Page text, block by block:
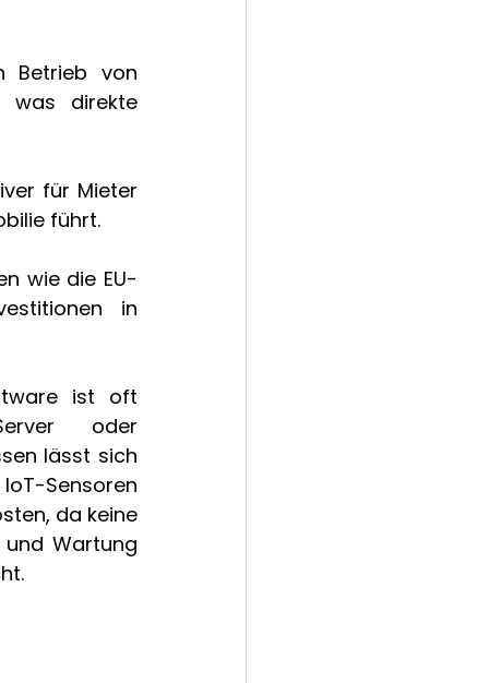
Betrieb von
was direkte
für Mieter
führt.
wie die EU-
in
ist oft
oder
lässt sich
Sensoren
da keine
Wartung